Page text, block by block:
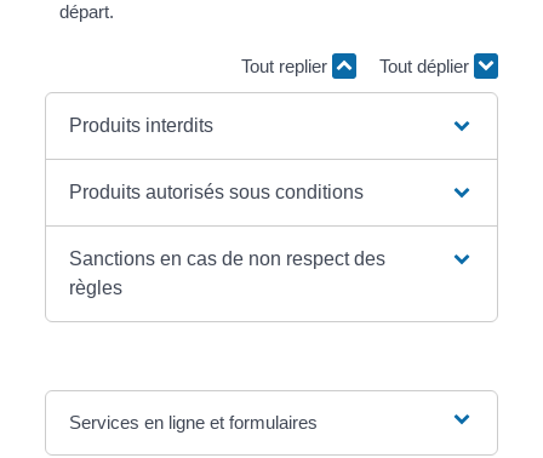
départ.
Tout replier Tout déplier
Produits interdits
Produits autorisés sous conditions
Sanctions en cas de non respect des
règles
Services en ligne et formulaires